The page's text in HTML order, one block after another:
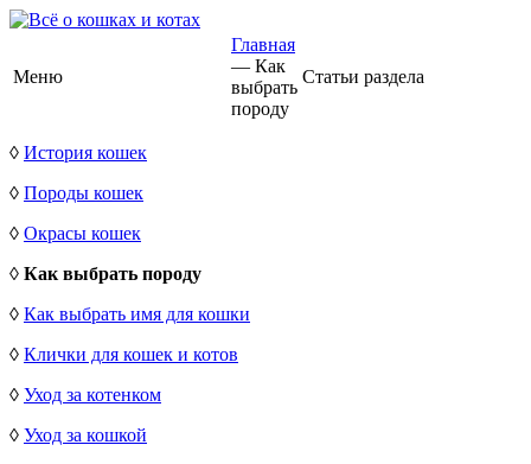
Меню
Главная
— Как
выбрать
породу
Статьи раздела
◊ История кошек
◊ Породы кошек
◊ Окрасы кошек
◊ Как выбрать породу
◊ Как выбрать имя для кошки
◊ Клички для кошек и котов
◊ Уход за котенком
◊ Уход за кошкой